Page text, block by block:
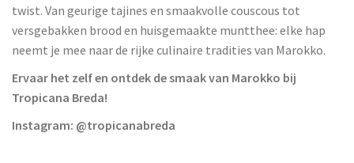
twist. Van geurige tajines en smaakvolle couscous tot
versgebakken brood en huisgemaakte muntthee: elke hap
neemt je mee naar de rijke culinaire tradities van Marokko.
Ervaar het zelf en ontdek de smaak van Marokko bij
Tropicana Breda!
Instagram: @tropicanabreda